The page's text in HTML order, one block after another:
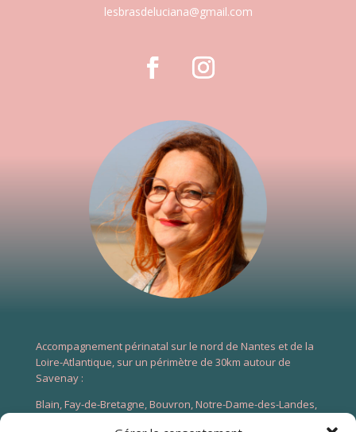
lesbrasdeluciana@gmail.com
Accompagnement périnatal sur le nord de Nantes et de la
Loire-Atlantique, sur un périmètre de 30km autour de
Savenay :
Blain, Fay-de-Bretagne, Bouvron, Notre-Dame-des-Landes,